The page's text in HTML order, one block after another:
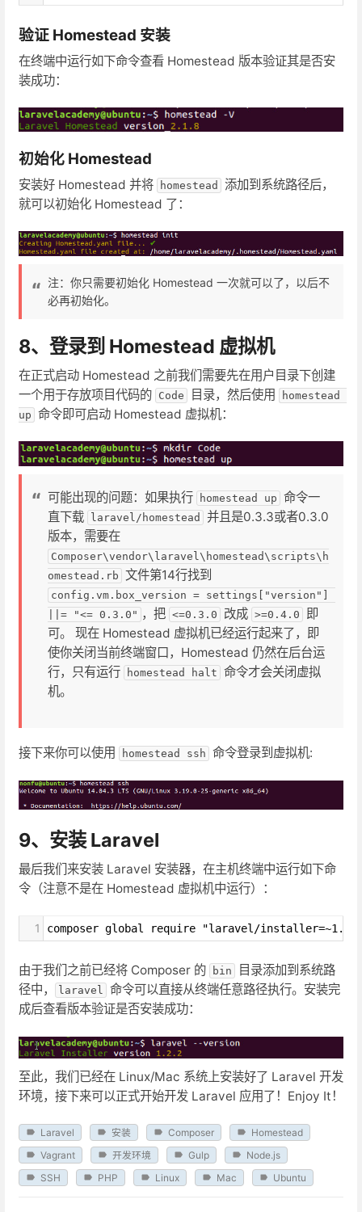
验证 Homestead 安装
在终端中运行如下命令查看 Homestead 版本验证其是否安
装成功：
初始化 Homestead
安装好 Homestead 并将 homestead
添加到系统路径后，
就可以初始化 Homestead 了：
注：你只需要初始化 Homestead 一次就可以了，以后不
必再初始化。
8、登录到 Homestead 虚拟机
在正式启动 Homestead 之前我们需要先在用户目录下创建
一个用于存放项目代码的 Code 目录，然后使用
homestead
up 命令即可启动 Homestead 虚拟机：
可能出现的问题：如果执行 homestead up 命令一
直下载
laravel/homestead
并且是0.3.3或者0.3.0
版本，需要在
Composer\vendor\laravel\homestead\scripts\h
omestead.rb 文件第14行找到
config.vm.box_version = settings["version"]
||= "<= 0.3.0" ，把 <=0.3.0 改成 >=0.4.0
即
可。 现在 Homestead 虚拟机已经运行起来了，即
使你关闭当前终端窗口，Homestead 仍然在后台运
行，只有运行
homestead halt 命令才会关闭虚拟
机。
接下来你可以使用 homestead ssh 命令登录到虚拟机:
9、安装 Laravel
最后我们来安装 Laravel 安装器，在主机终端中运行如下命
令（注意不是在 Homestead 虚拟机中运行）：
1 composer global require "laravel/installer=~1.1"
由于我们之前已经将 Composer 的 bin
目录添加到系统路
径中，
laravel 命令可以直接从终端任意路径执行。安装完
成后查看版本验证是否安装成功：
至此，我们已经在 Linux/Mac 系统上安装好了 Laravel 开发
环境，接下来可以正式开始开发 Laravel 应用了！Enjoy It！
Laravel 安装 Composer
Homestead
Vagrant
开发环境 Gulp
Node.js
SSH
PHP Linux Mac Ubuntu